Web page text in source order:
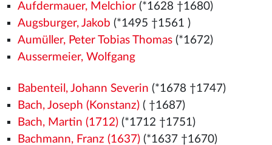
Aufdermauer, Melchior(*1628 †1680)
Augsburger, Jakob (*1495 †1561 )
Aumüller, Peter Tobias Thomas(*1672)
Aussermeier, Wolfgang
Babenteil, Johann Severin (*1678 †1747)
Bach, Joseph (Konstanz)( †1687)
Bach, Martin (1712)(*1712 †1751)
Bachmann, Franz (1637)(*1637 †1670)